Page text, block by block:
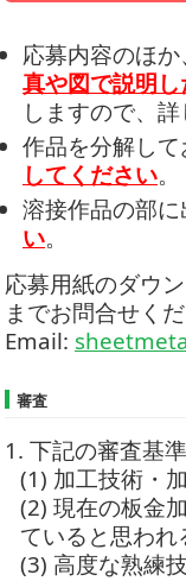
応募内容のほか
真や図で説明
しますので、
作品を分解し
してください。
溶接作品の部
い。
応募用紙のダウ
までお問合せく
Email:
審査
1. 下記の審査基
(1) 加工技術・
(2) 現在の板金
ていると思われ
(3) 高度な熟練